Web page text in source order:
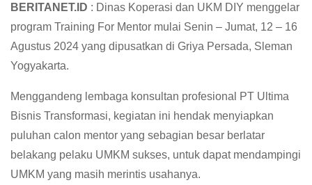
BERITANET.ID : Dinas Koperasi dan UKM DIY menggelar
program Training For Mentor mulai Senin – Jumat, 12 – 16
Agustus 2024 yang dipusatkan di Griya Persada, Sleman
Yogyakarta.
Menggandeng lembaga konsultan profesional PT Ultima
Bisnis Transformasi, kegiatan ini hendak menyiapkan
puluhan calon mentor yang sebagian besar berlatar
belakang pelaku UMKM sukses, untuk dapat mendampingi
UMKM yang masih merintis usahanya.